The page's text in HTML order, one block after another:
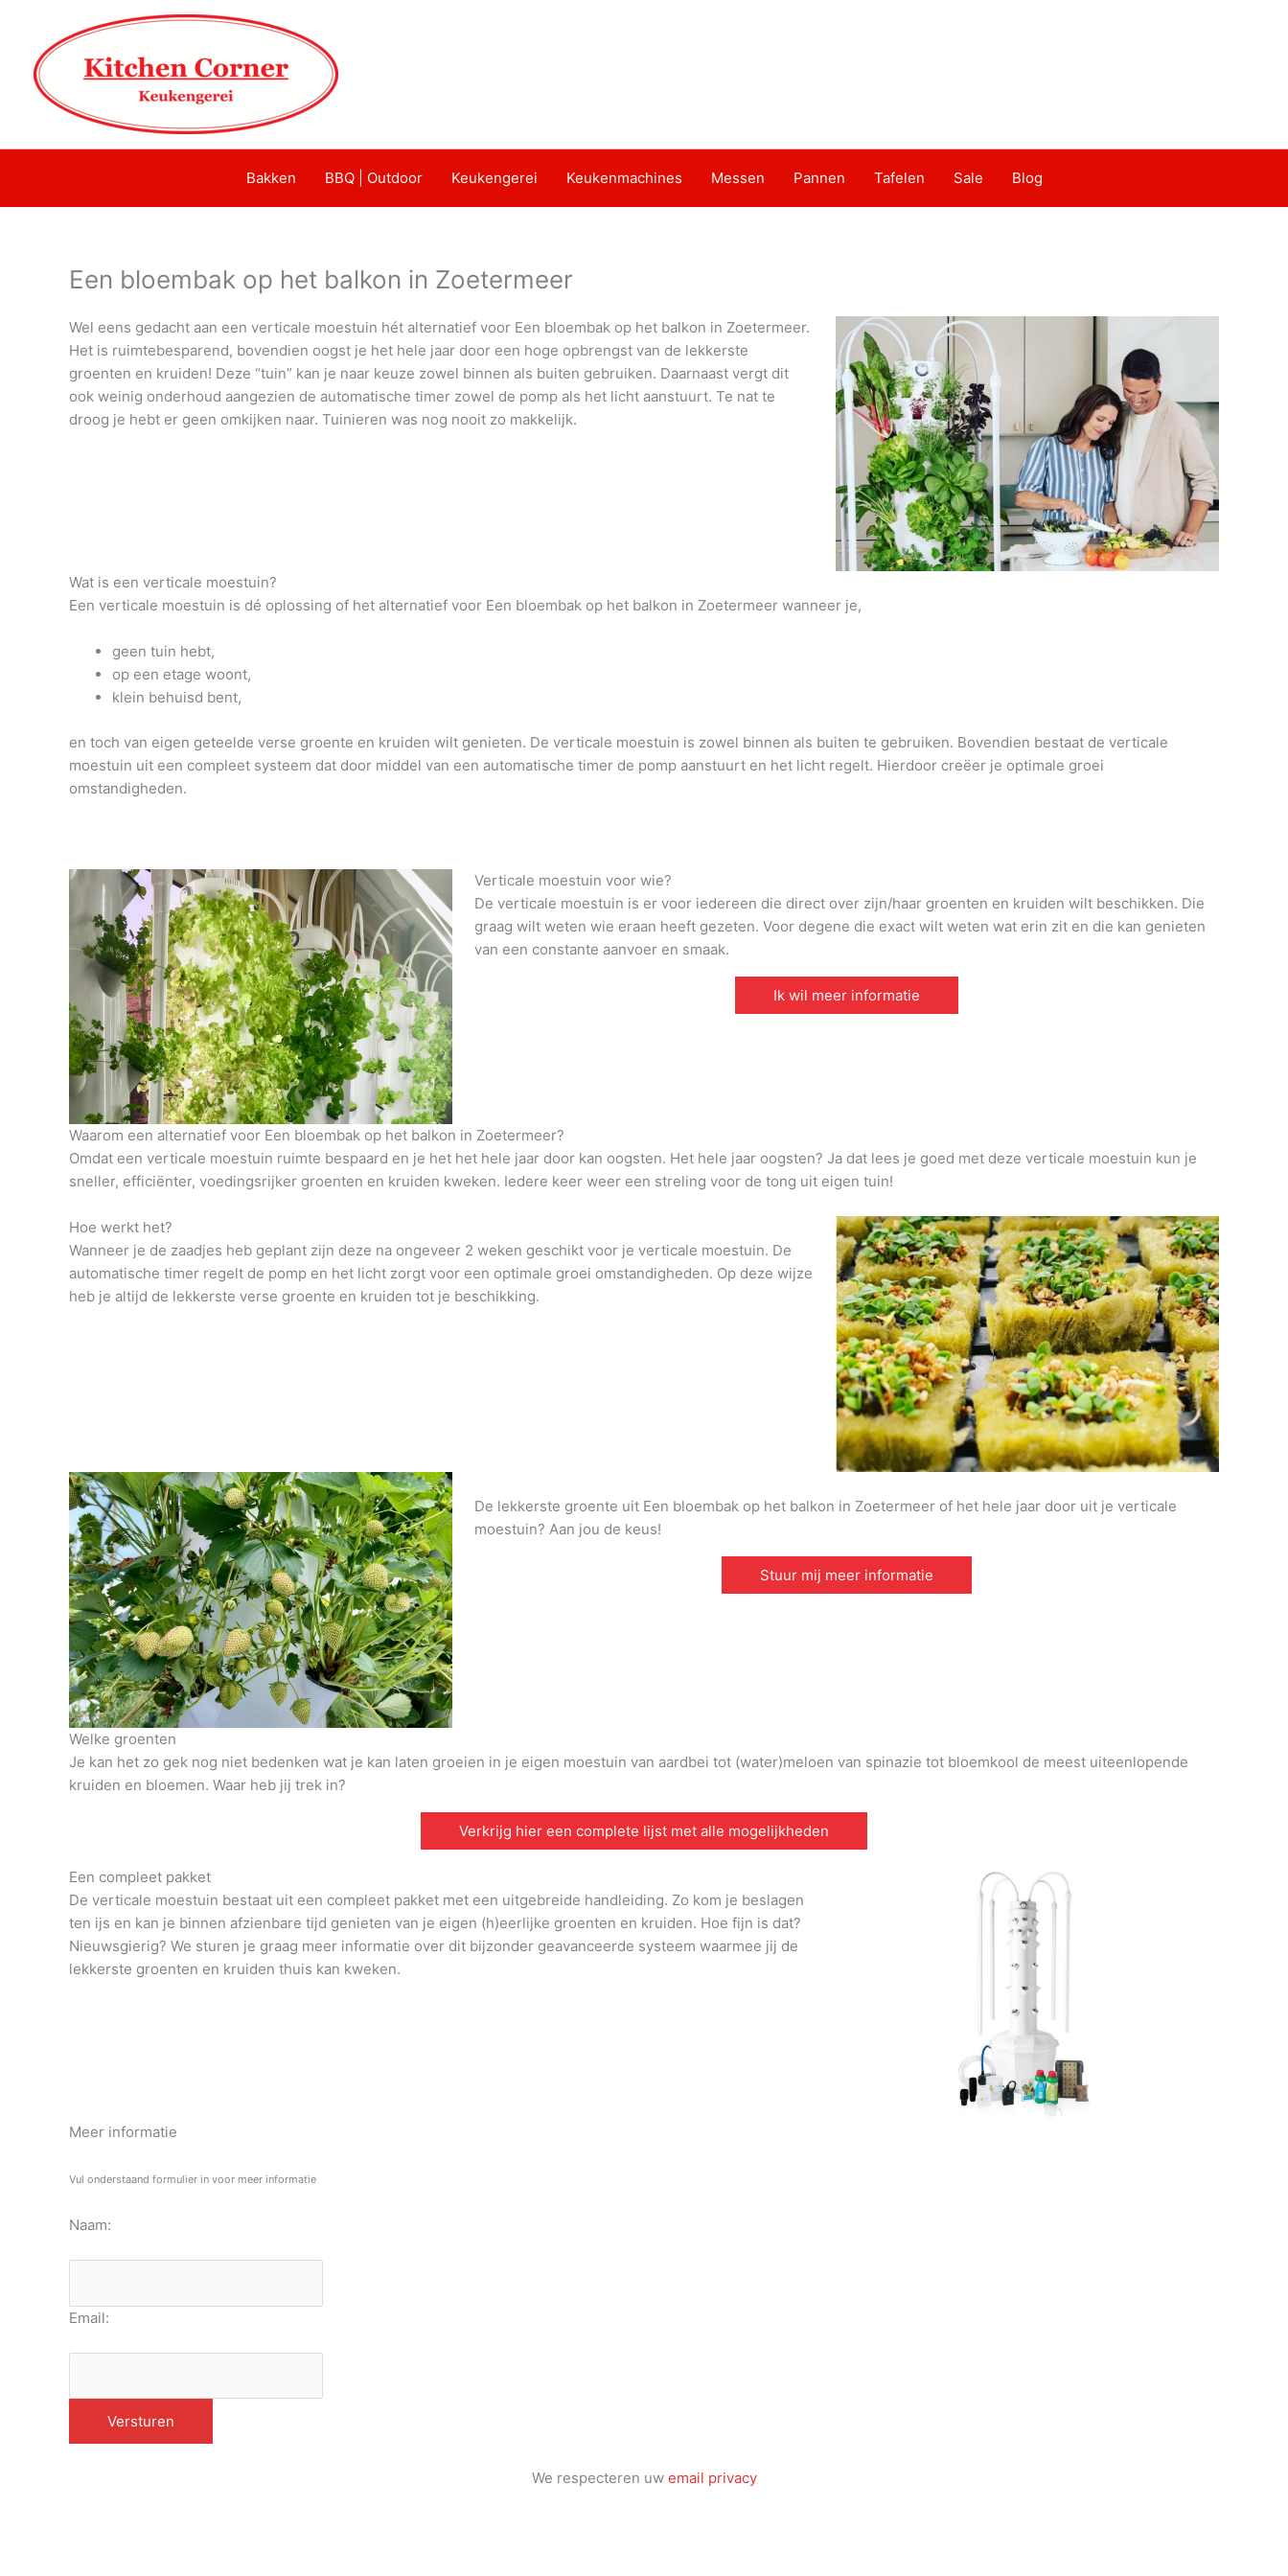
Bakken BBQ | Outdoor Keukengerei Keukenmachines Messen Pannen Tafelen Sale Blog
Een bloembak op het balkon in Zoetermeer
Wel eens gedacht aan een verticale moestuin hét alternatief voor Een bloembak op het balkon in Zoetermeer.
Het is ruimtebesparend, bovendien oogst je het hele jaar door een hoge opbrengst van de lekkerste
groenten en kruiden! Deze “tuin” kan je naar keuze zowel binnen als buiten gebruiken. Daarnaast vergt dit
ook weinig onderhoud aangezien de automatische timer zowel de pomp als het licht aanstuurt. Te nat te
droog je hebt er geen omkijken naar. Tuinieren was nog nooit zo makkelijk.
Wat is een verticale moestuin?
Een verticale moestuin is dé oplossing of het alternatief voor Een bloembak op het balkon in Zoetermeer wanneer je,
geen tuin hebt,
op een etage woont,
klein behuisd bent,
en toch van eigen geteelde verse groente en kruiden wilt genieten. De verticale moestuin is zowel binnen als buiten te gebruiken. Bovendien bestaat de verticale
moestuin uit een compleet systeem dat door middel van een automatische timer de pomp aanstuurt en het licht regelt. Hierdoor creëer je optimale groei
omstandigheden.
Verticale moestuin voor wie?
De verticale moestuin is er voor iedereen die direct over zijn/haar groenten en kruiden wilt beschikken. Die
graag wilt weten wie eraan heeft gezeten. Voor degene die exact wilt weten wat erin zit en die kan genieten
van een constante aanvoer en smaak.
Ik wil meer informatie
Waarom een alternatief voor Een bloembak op het balkon in Zoetermeer?
Omdat een verticale moestuin ruimte bespaard en je het het hele jaar door kan oogsten. Het hele jaar oogsten? Ja dat lees je goed met deze verticale moestuin kun je
sneller, efficiënter, voedingsrijker groenten en kruiden kweken. Iedere keer weer een streling voor de tong uit eigen tuin!
Hoe werkt het?
Wanneer je de zaadjes heb geplant zijn deze na ongeveer 2 weken geschikt voor je verticale moestuin. De
automatische timer regelt de pomp en het licht zorgt voor een optimale groei omstandigheden. Op deze wijze
heb je altijd de lekkerste verse groente en kruiden tot je beschikking.
De lekkerste groente uit Een bloembak op het balkon in Zoetermeer of het hele jaar door uit je verticale
moestuin? Aan jou de keus!
Stuur mij meer informatie
Welke groenten
Je kan het zo gek nog niet bedenken wat je kan laten groeien in je eigen moestuin van aardbei tot (water)meloen van spinazie tot bloemkool de meest uiteenlopende
kruiden en bloemen. Waar heb jij trek in?
Verkrijg hier een complete lijst met alle mogelijkheden
Een compleet pakket
De verticale moestuin bestaat uit een compleet pakket met een uitgebreide handleiding. Zo kom je beslagen
ten ijs en kan je binnen afzienbare tijd genieten van je eigen (h)eerlijke groenten en kruiden. Hoe fijn is dat?
Nieuwsgierig? We sturen je graag meer informatie over dit bijzonder geavanceerde systeem waarmee jij de
lekkerste groenten en kruiden thuis kan kweken.
Meer informatie
Vul onderstaand formulier in voor meer informatie
Naam:
Email:
We respecteren uw email privacy